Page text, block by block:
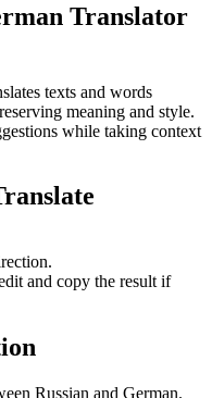
Translator
texts and words
meaning and style.
while taking context
and copy the result if
Russian and German.